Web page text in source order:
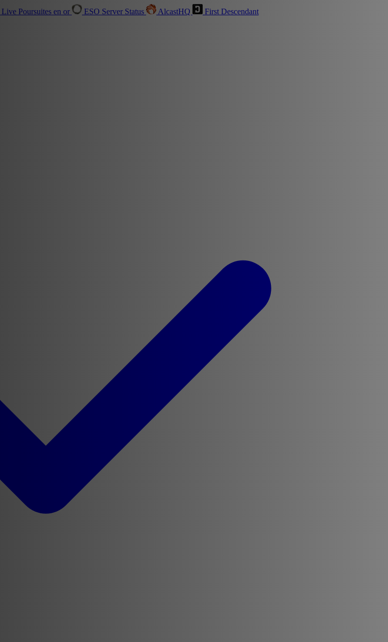
Live Poursuites en or ESO Server Status AlcastHQ
First Descendant